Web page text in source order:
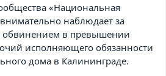
«Национальная
наблюдает за
обвинением в превышении
исполняющего обязанности
дома в Калининграде.